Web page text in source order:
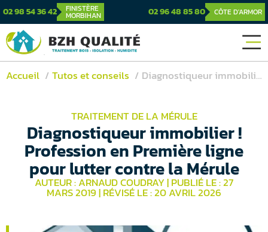
02 98 54 36 42 FINISTÈRE
MORBIHAN 02 96 48 85 80 CÔTE D'ARMOR
Accueil Tutos et conseils Diagnostiqueur immobilier ! Profession en Première ligne pour lutter contre la Mérule
TRAITEMENT DE LA MÉRULE
Diagnostiqueur immobilier !
Profession en Première ligne
pour lutter contre la Mérule
AUTEUR : ARNAUD COUDRAY|PUBLIÉ LE : 27
MARS 2019|RÉVISÉ LE : 20 AVRIL 2026